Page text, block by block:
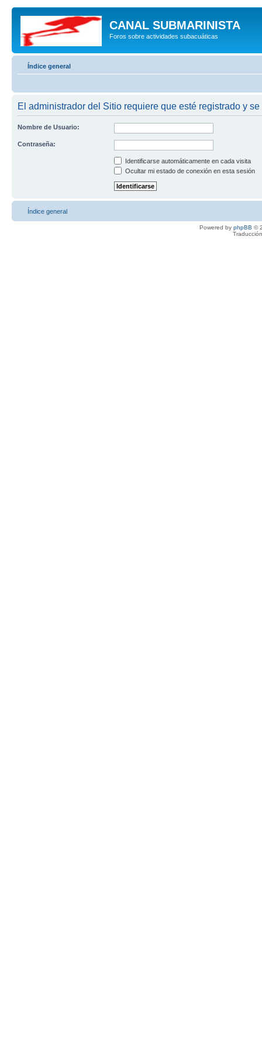
CANAL SUBMARINISTA
Foros sobre actividades subacuáticas
Índice general
El administrador del Sitio requiere que esté registrado y
Nombre de Usuario:
Contraseña:
Identificarse automáticamente en cada visita
Ocultar mi estado de conexión en esta sesión
Índice general
Powered by phpBB ©